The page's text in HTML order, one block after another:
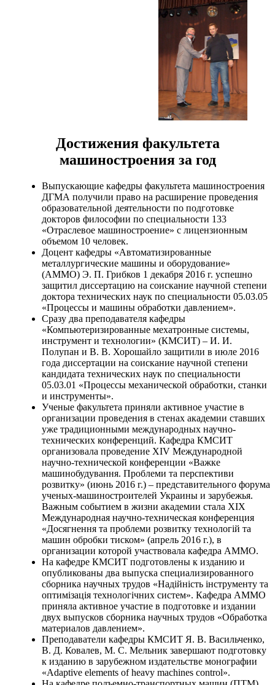
Достижения факультета
машиностроения за год
Выпускающие кафедры факультета машиностроения
ДГМА получили право на расширение проведения
образовательной деятельности по подготовке
докторов философии по специальности 133
«Отраслевое машиностроение» с лицензионным
объемом 10 человек.
Доцент кафедры «Автоматизированные
металлургические машины и оборудование»
(АММО) Э. П. Грибков 1 декабря 2016 г. успешно
защитил диссертацию на соискание научной степени
доктора технических наук по специальности 05.03.05
«Процессы и машины обработки давлением».
Сразу два преподавателя кафедры
«Компьютеризированные мехатронные системы,
инструмент и технологии» (КМСИТ) – И. И.
Полупан и В. В. Хорошайло защитили в июле 2016
года диссертации на соискание научной степени
кандидата технических наук по специальности
05.03.01 «Процессы механической обработки, станки
и инструменты».
Ученые факультета приняли активное участие в
организации проведения в стенах академии ставших
уже традиционными международных научно-
технических конференций. Кафедра КМСИТ
организовала проведение XIV Международной
научно-технической конференции «Важке
машинобудування. Проблеми та перспективи
розвитку» (июнь 2016 г.) – представительного форума
ученых-машиностроителей Украины и зарубежья.
Важным событием в жизни академии стала XIX
Международная научно-техническая конференция
«Досягнення та проблеми розвитку технологій та
машин обробки тиском» (апрель 2016 г.), в
организации которой участвовала кафедра АММО.
На кафедре КМСИТ подготовлены к изданию и
опубликованы два выпуска специализированного
сборника научных трудов «Надійність інструменту та
оптимізація технологічних систем». Кафедра АММО
приняла активное участие в подготовке и издании
двух выпусков сборника научных трудов «Обработка
материалов давлением».
Преподаватели кафедры КМСИТ Я. В. Васильченко,
В. Д. Ковалев, М. С. Мельник завершают подготовку
к изданию в зарубежном издательстве монографии
«Adaptive elements of heavy machines control».